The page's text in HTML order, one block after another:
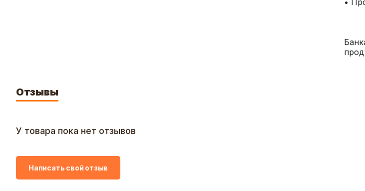
Отзывы
У товара пока нет отзывов
Написать свой отзыв